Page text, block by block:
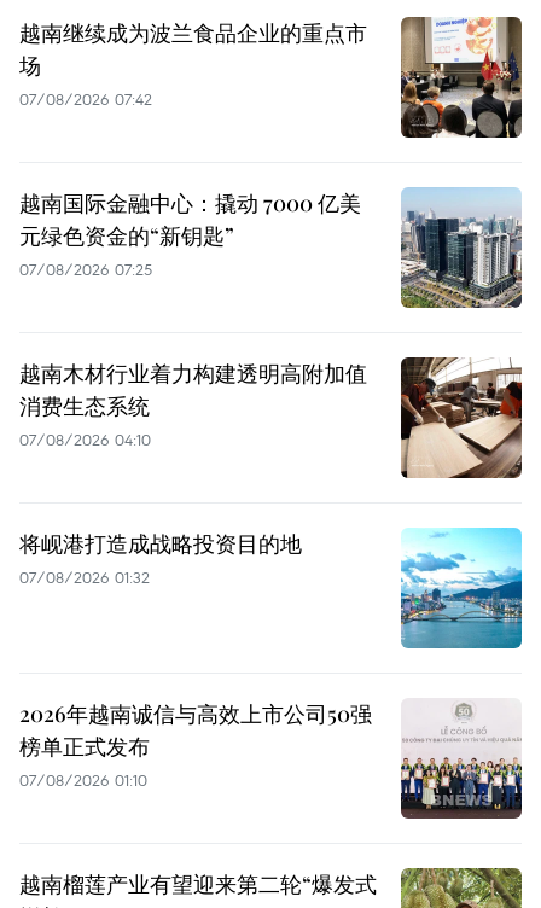
越南继续成为波兰食品企业的重点市
场
07/08/2026 07:42
越南国际金融中心：撬动 7000 亿美
元绿色资金的“新钥匙”
07/08/2026 07:25
越南木材行业着力构建透明高附加值
消费生态系统
07/08/2026 04:10
将岘港打造成战略投资目的地
07/08/2026 01:32
2026年越南诚信与高效上市公司50强
榜单正式发布
07/08/2026 01:10
越南榴莲产业有望迎来第二轮“爆发式